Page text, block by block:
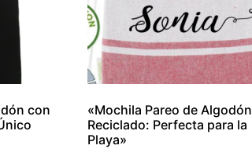
con
«Mochila Pareo de Algodón
Reciclado: Perfecta para la
Playa»